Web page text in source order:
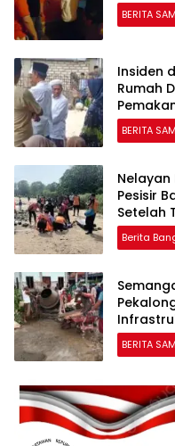
BERITA
Insiden
Rumah
BERITA
Pesisir
Setelah
Berita
BERITA